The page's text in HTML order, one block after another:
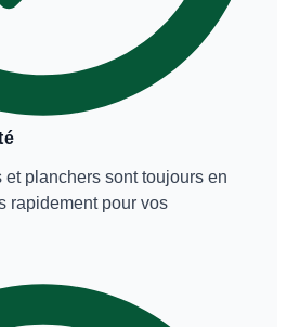
et planchers sont toujours en
rapidement pour vos